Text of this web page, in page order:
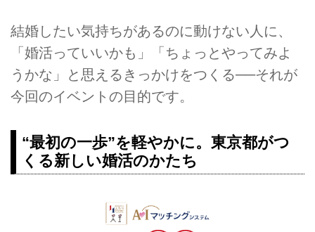
結婚したい気持ちがあるのに動けない人に、
「婚活っていいかも」「ちょっとやってみよ
うかな」と思えるきっかけをつくる──それが
今回のイベントの目的です。
“最初の一歩”を軽やかに。東京都がつ
くる新しい婚活のかたち